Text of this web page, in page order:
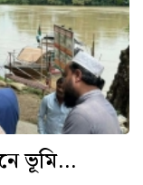
ভূমি...